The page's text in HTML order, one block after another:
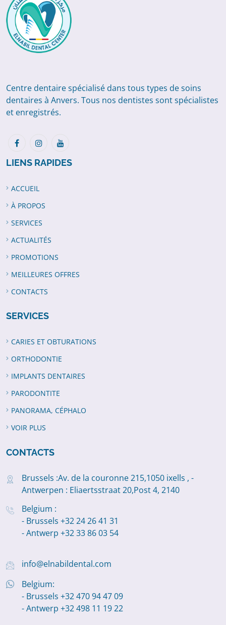
Centre dentaire spécialisé dans tous types de soins
dentaires à Anvers. Tous nos dentistes sont spécialistes
et enregistrés.
LIENS RAPIDES
ACCUEIL
À PROPOS
SERVICES
ACTUALITÉS
PROMOTIONS
MEILLEURES OFFRES
CONTACTS
SERVICES
CARIES ET OBTURATIONS
ORTHODONTIE
IMPLANTS DENTAIRES
PARODONTITE
PANORAMA, CÉPHALO
VOIR PLUS
CONTACTS
Brussels :Av. de la couronne 215,1050 ixells , -
Antwerpen : Eliaertsstraat 20,Post 4, 2140
Belgium :
- Brussels +32 24 26 41 31
- Antwerp +32 33 86 03 54
info@elnabildental.com
Belgium:
- Brussels +32 470 94 47 09
- Antwerp +32 498 11 19 22